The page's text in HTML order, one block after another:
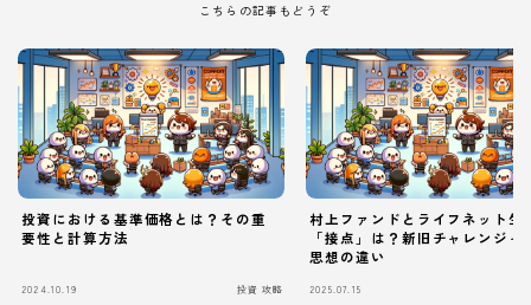
Follow Me
こちらの記事もどうぞ
投資における基準価格とは？その重
要性と計算方法
2024.10.19 投資 攻略
村上ファンドとライフネット生
「接点」は？新旧チャレンジャ
思想の違い
2025.07.15